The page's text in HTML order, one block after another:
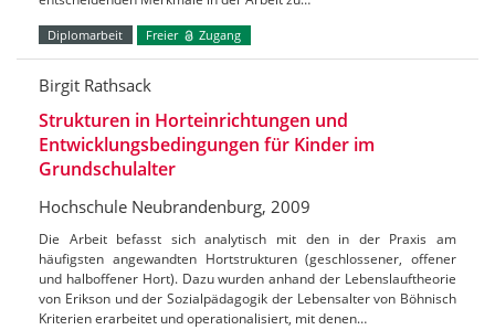
Diplomarbeit Freier Zugang
Birgit Rathsack
Strukturen in Horteinrichtungen und
Entwicklungsbedingungen für Kinder im
Grundschulalter
Hochschule Neubrandenburg, 2009
Die Arbeit befasst sich analytisch mit den in der Praxis am
häufigsten angewandten Hortstrukturen (geschlossener, offener
und halboffener Hort). Dazu wurden anhand der Lebenslauftheorie
von Erikson und der Sozialpädagogik der Lebensalter von Böhnisch
Kriterien erarbeitet und operationalisiert, mit denen…